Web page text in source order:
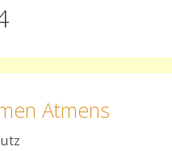
Atmens